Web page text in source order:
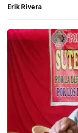
Erik Rivera